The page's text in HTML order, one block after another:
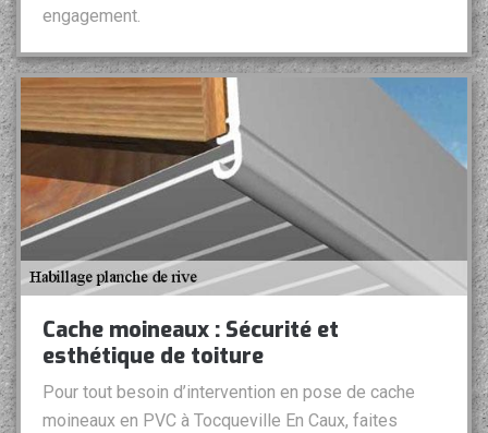
engagement.
Cache moineaux : Sécurité et
esthétique de toiture
Pour tout besoin d’intervention en pose de cache
moineaux en PVC à Tocqueville En Caux, faites